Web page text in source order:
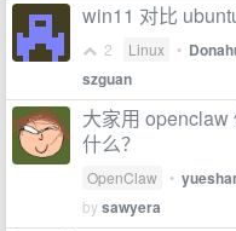
win11 对比
2 Linux •
szguan
大家用 openclaw
什么？
OpenClaw •
bysawyera